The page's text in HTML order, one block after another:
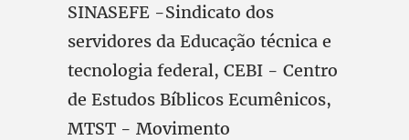
SINASEFE -Sindicato dos
servidores da Educação técnica e
tecnologia federal, CEBI - Centro
de Estudos Bíblicos Ecumênicos,
MTST - Movimento